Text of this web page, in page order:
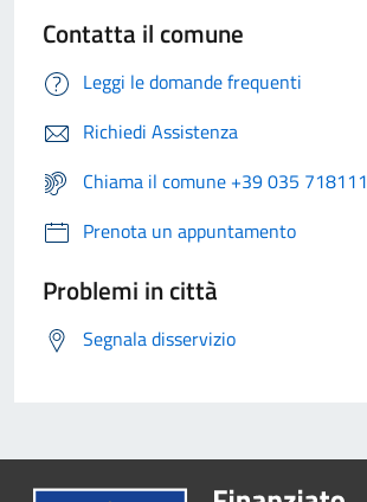
Contatta il comune
Leggi le domande frequenti
Richiedi Assistenza
Chiama il comune +39 035 718111
Prenota un appuntamento
Problemi in città
Segnala disservizio